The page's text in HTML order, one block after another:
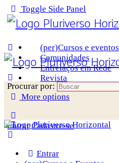
Toggle Side Panel
(per)Cursos e eventos
Comunidades
Entrelaços em Rede
Revista
More options
Entrar Cadastre-se
Procurar por:
Entrar